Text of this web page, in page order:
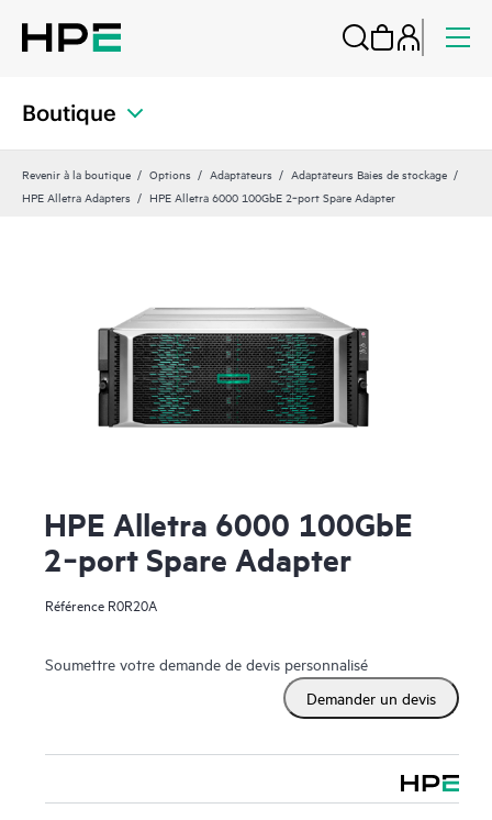
Boutique
Revenir à la boutique Options Adaptateurs
Adaptateurs Baies de stockage
HPE Alletra Adapters
HPE Alletra 6000 100GbE 2‑port Spare Adapter
HPE Alletra 6000 100GbE
2‑port Spare Adapter
Référence R0R20A
Soumettre votre demande de devis personnalisé
Demander un devis